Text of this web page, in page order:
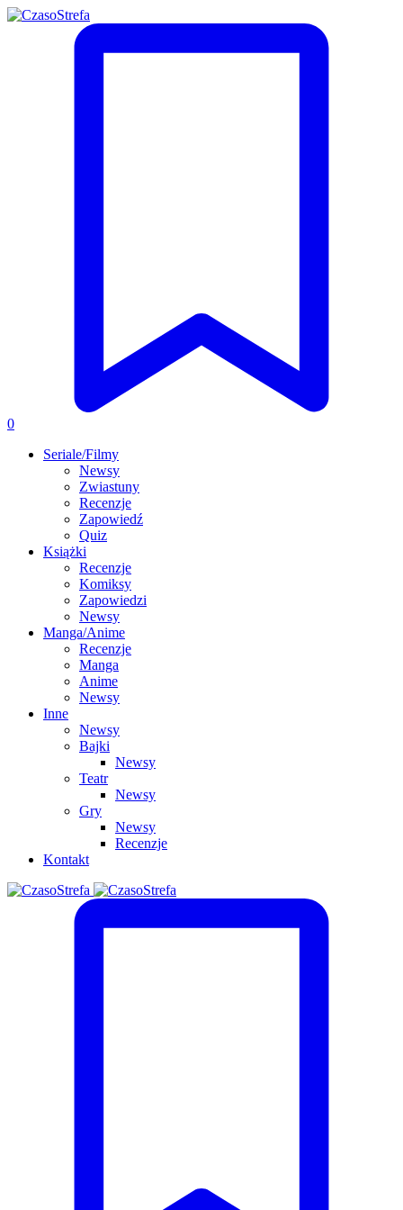
0
Seriale/Filmy
Newsy
Zwiastuny
Recenzje
Zapowiedź
Quiz
Książki
Recenzje
Komiksy
Zapowiedzi
Newsy
Manga/Anime
Recenzje
Manga
Anime
Newsy
Inne
Newsy
Bajki
Newsy
Teatr
Newsy
Gry
Newsy
Recenzje
Kontakt